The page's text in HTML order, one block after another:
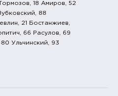
18 Амиров, 52
88
21 Бостанжиев,
66 Расулов, 69
Ульчинский, 93